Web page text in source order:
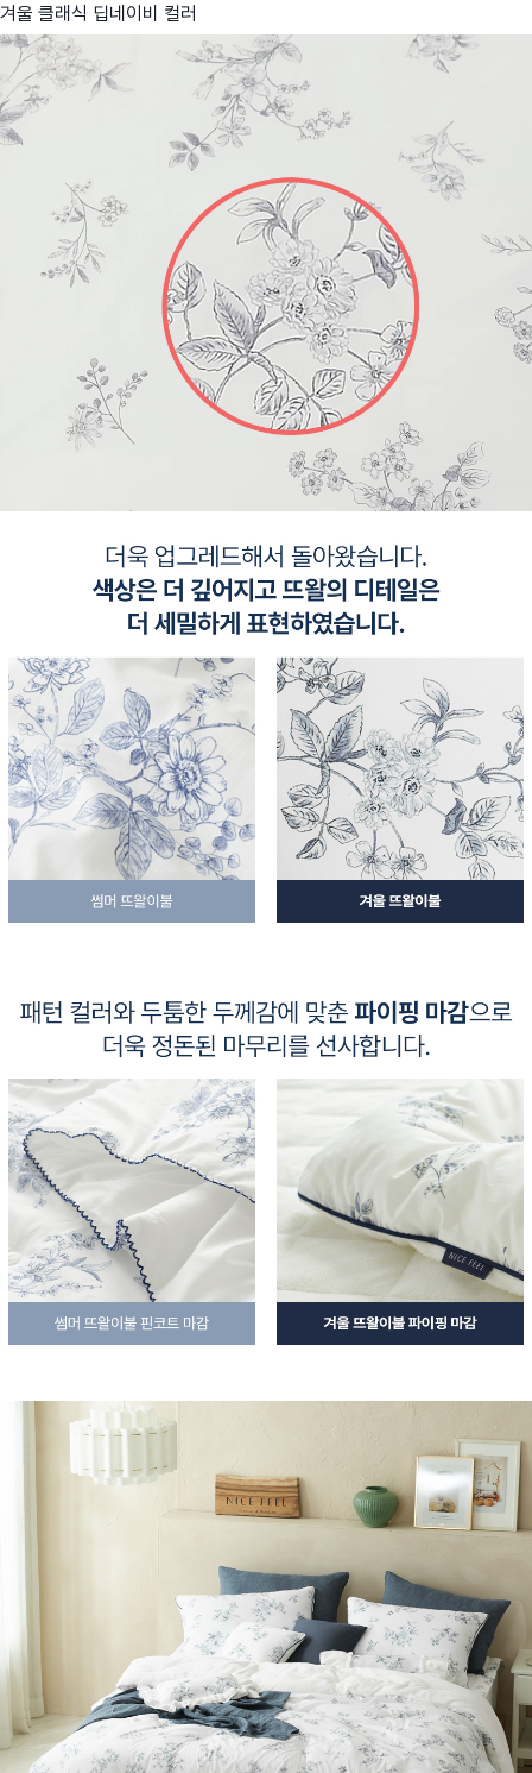
겨울 클래식 딥네이비 컬러